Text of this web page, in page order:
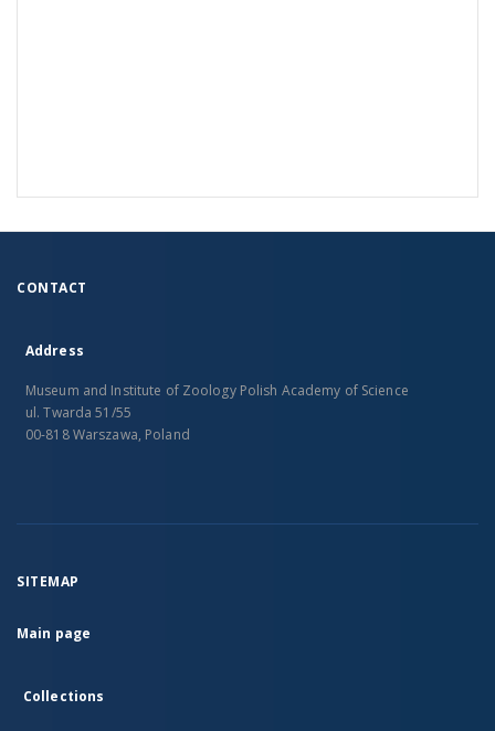
CONTACT
Address
Museum and Institute of Zoology Polish Academy of Science
ul. Twarda 51/55
00-818 Warszawa, Poland
SITEMAP
Main page
Collections